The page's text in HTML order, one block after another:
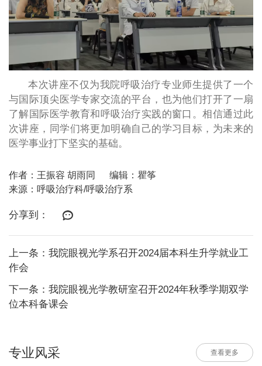
本次讲座不仅为我院呼吸治疗专业师生提供了一个
与国际顶尖医学专家交流的平台，也为他们打开了一扇
了解国际医学教育和呼吸治疗实践的窗口。相信通过此
次讲座，同学们将更加明确自己的学习目标，为未来的
医学事业打下坚实的基础。
作者：王振容 胡雨同
编辑：瞿筝
来源：呼吸治疗科/呼吸治疗系
分享到：
上一条：我院眼视光学系召开2024届本科生升学就业工
作会
下一条：我院眼视光学教研室召开2024年秋季学期双学
位本科备课会
专业风采 查看更多